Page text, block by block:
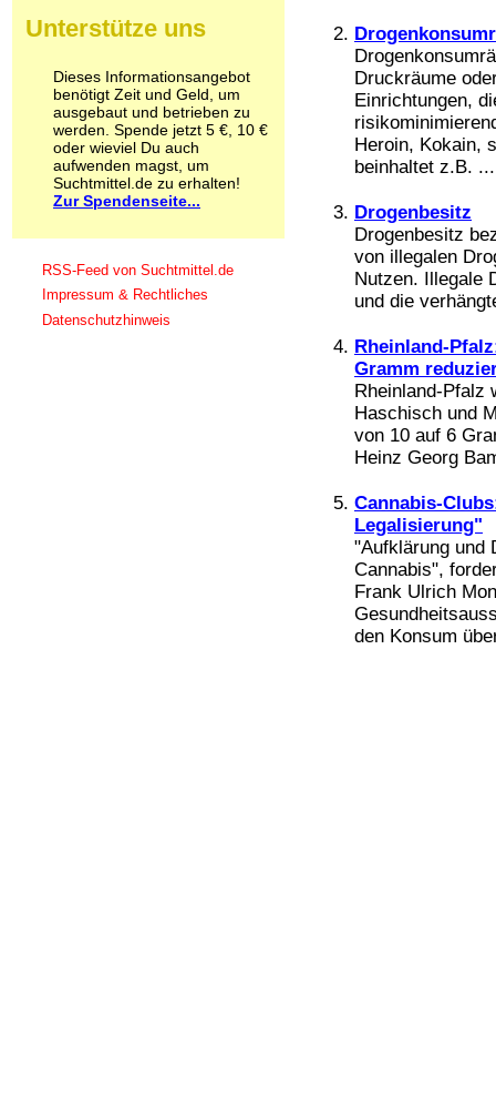
Druckräume
Einrichtungen,
Heroin, Kokain,
beinhaltet z.B. ...
Drogenbesitz
Drogenbesitz
von illegalen
Nutzen. Illegale
und die
Rheinland-
Gramm
Rheinland-Pfalz
Haschisch und
von 10 auf 6
Heinz Georg
Cannabis-
Legalisierung"
"Aufklärung und
Cannabis",
Frank Ulrich
den Konsum
Pilze
Psychopharmaka
Schlafmittel
Schmerzmittel
Schnüffelstoffe
Spice
Sucht / Süchte
Alkoholsucht
Co-Abhängigkeit
Computersucht
Ess-Brechsucht
Essstörungen
Fernsehsucht
Unterstütze uns
Dieses Informationsangebot
benötigt Zeit und Geld, um
ausgebaut und betrieben zu
werden. Spende jetzt 5 €, 10 €
oder wieviel Du auch
aufwenden magst, um
Suchtmittel.de zu erhalten!
Zur Spendenseite...
RSS-Feed von Suchtmittel.de
Impressum & Rechtliches
Datenschutzhinweis